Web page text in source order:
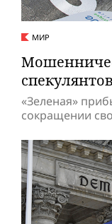
МИР
спекулянтов
«Зеленая»
сокращении